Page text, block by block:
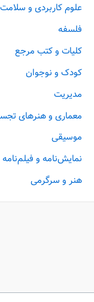
علوم کاربردی و سلامت
فلسفه
کلیات و کتب مرجع
کودک و نوجوان
مدیریت
معماری و هنرهای
موسیقی
نمایش‌نامه و فیلم‌نامه
هنر و سرگرمی